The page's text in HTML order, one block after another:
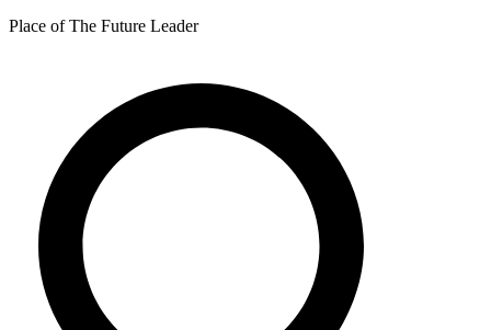
Place of The Future Leader